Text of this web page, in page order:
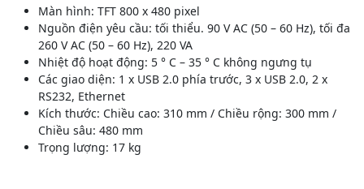
Màn hình: TFT 800 x 480 pixel
Nguồn điện yêu cầu: tối thiểu. 90 V AC (50 – 60 Hz), tối đa
260 V AC (50 – 60 Hz), 220 VA
Nhiệt độ hoạt động: 5 ° C – 35 ° C không ngưng tụ
Các giao diện: 1 x USB 2.0 phía trước, 3 x USB 2.0, 2 x
RS232, Ethernet
Kích thước: Chiều cao: 310 mm / Chiều rộng: 300 mm /
Chiều sâu: 480 mm
Trọng lượng: 17 kg